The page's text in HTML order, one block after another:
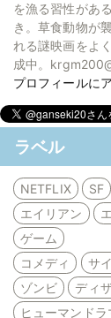
を漁る習性があ
き。草食動物が
れる謎映画をよ
成中。
プロフィールに
ラベル
NETFLIX SF
エイリアン
ゲーム
コメディ
サ
ゾンビ
ディ
ヒューマンドラ